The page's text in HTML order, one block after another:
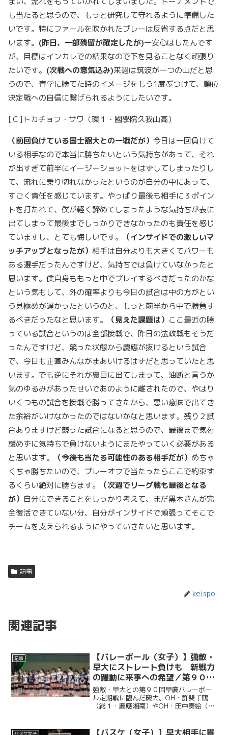
も当たると思うので、もっと研究して守れるように準備した
いです。特にファールを吹かれたプレーは反省する点だと思
います。 (昨日、一部残留が確定したが)一安心はしたんです
が、目標はインカレでの結果なので下を見ることなく頑張り
たいです。 (次戦への意気込み)来週は筑波が一つの山だと思
うので、青学に勝てた時のイメージをもう1度ぶつけて、順位
決定戦への自信に繋げられるようにしたいです。
[Ｃ]トカチョフ・サワ（環１・國學院久我山高）
（前回負けている国士舘大との一戦だが） 今日は一回負けて
いる相手なので本当に勝ちたいという気持ちがあって、それ
が出すぎて前半にイージーショットをはずしてしまったりし
て、流れに乗り切れなかったというのが自分の中にあって、
すごく責任を感じています。やっぱり最後も相手に３ポイン
トを打たれて、僕が軽く諦めてしまったような気持ちが表に
出てしまって最後までしっかりできなかったのも責任を感じ
ていますし、とても悔しいです。
（インサイドでの激しいマ
ッチアップとなったが） 相手は自分よりも大きくてパワーも
ある選手だったんですけど、気持ちでは負けていなかったと
思います。僕自身ももっと中でプレイするべきだったのかな
という気もして、外の確率よりも今日の試合は中の方がとい
う見極めが遅かったというのと、もっと前半から中で勝負す
るべきだったなと思います。
（見えた課題は） ここ最近の勝
っている試合というのは全部接戦で、昨日の法政戦もそうだ
ったんですけど、競った状態から慶應が抜けるという試合
で、今日も正直みんながまあいけるはずだと思っていたと思
います。でも逆にそれが裏目に出てしまって、油断と言うか
気のゆるみがあったせいであのように離されたので、やはり
いくつもの試合を接戦で勝ってきたから、悪い意味で出てき
た余裕がいけなかったのではないかなと思います。残り２試
合ありますけど競った試合になると思うので、最後まで気を
緩めずに気持ちで負けないようにまたやっていく必要がある
と思います。
（今後も当たる可能性のある相手だが） めちゃ
くちゃ勝ちたいので、プレーオフで当たったらここで約束す
るくらい絶対に勝ちます。
（次週でリーグ戦も最後となる
が） 自分にできることをしっかり考えて、まだ黒木さんが完
全復活できていない分、自分がインサイドで頑張ってそこで
チームを支えられるようにやっていきたいと思います。
記事
keispo
関連記事
記事
【バレーボール（女子）】強敵・
早大にストレート負けも 新戦力
の躍動に来季への希望／第９０回
早慶バレーボール定期戦
強敵・早大との第９０回早慶バレーボー
ル定期戦に臨んだ慶大。OH・許斐千鶴
（総１・慶應湘南）やOH・田中奏絵（文
た試合運びに苦しみ、セットカウント０
【バスケ（女子）】早大相手に貫